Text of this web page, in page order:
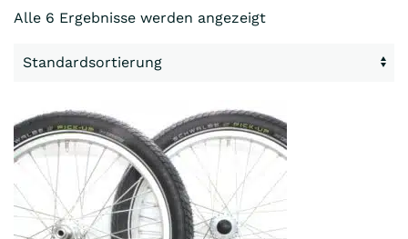
Alle 6 Ergebnisse werden angezeigt